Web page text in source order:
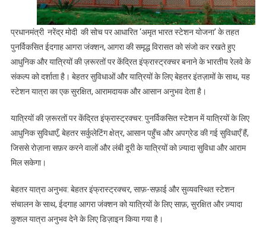
प्रधानमंत्री नरेंद्र मोदी की सोच पर आधारित ‘अमृत भारत स्टेशन योजना’ के तहत
पुनर्विकसित ईदगाह आगरा जंक्शन, आगरा की समृद्ध विरासत को संजो कर रखते हुए
आधुनिक और यात्रियों की ज़रूरतों पर केंद्रित इंफ्रास्ट्रक्चर बनाने के भारतीय रेलवे के
संकल्प को दर्शाता है। बेहतर सुविधाओं और यात्रियों के लिए बेहतर इंतज़ामों के साथ, यह
स्टेशन यात्रा का एक सुरक्षित, आरामदायक और आसान अनुभव देता है।
यात्रियों की ज़रूरतों पर केंद्रित इंफ्रास्ट्रक्चर: पुनर्विकसित स्टेशन में यात्रियों के लिए
आधुनिक सुविधाएँ, बेहतर सर्कुलेटिंग क्षेत्र, आसान पहुँच और अपग्रेड की गई सुविधाएँ हैं,
जिससे रोज़ाना सफ़र करने वालों और लंबी दूरी के यात्रियों को ज़्यादा सुविधा और आराम
मिल सकेगा।
बेहतर यात्रा अनुभव: बेहतर इंफ्रास्ट्रक्चर, साफ़-सफ़ाई और सुव्यवस्थित स्टेशन
संचालन के साथ, ईदगाह आगरा जंक्शन को यात्रियों के लिए साफ़, सुरक्षित और ज़्यादा
कुशल यात्रा अनुभव देने के लिए डिज़ाइन किया गया है।